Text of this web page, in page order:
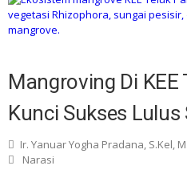
Mangroving Di KEE
Kunci Sukses Lulus
Ir. Yanuar Yogha Pradana, S.Kel,
Narasi